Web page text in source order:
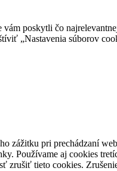
poskytli čo
„Nastavenia súborov
zážitku pri prechádzaní
Používame aj cookies
zrušiť tieto cookies.